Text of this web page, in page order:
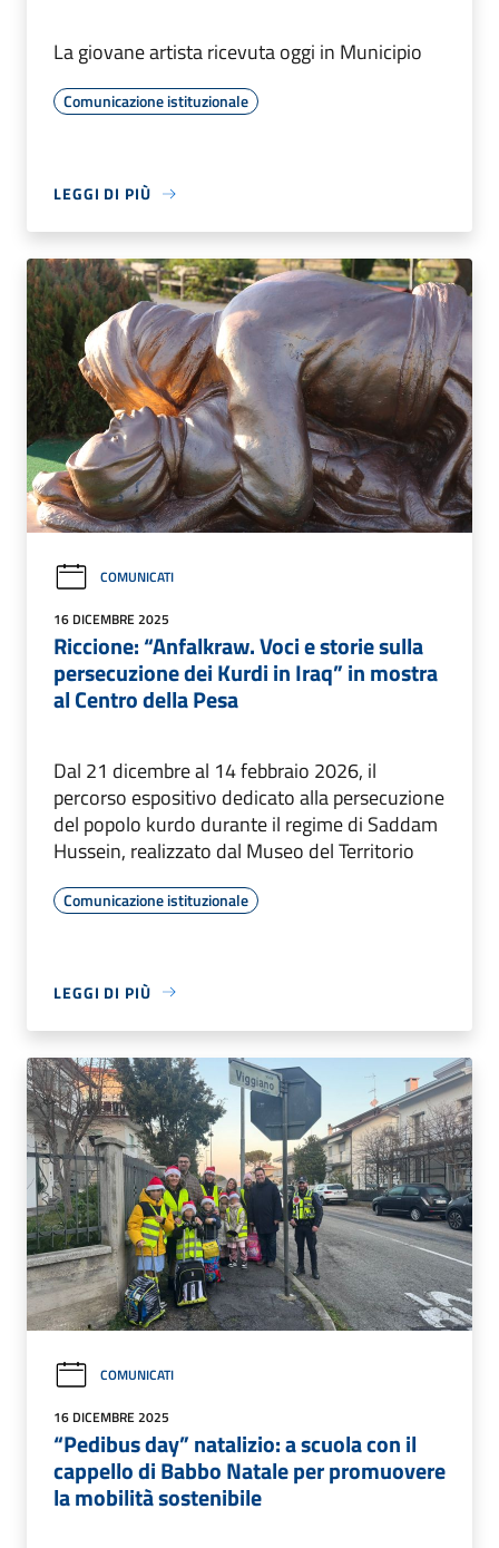
La giovane artista ricevuta oggi in Municipio
Comunicazione istituzionale
LEGGI DI PIÙ
COMUNICATI
16 DICEMBRE 2025
Riccione: “Anfalkraw. Voci e storie sulla
persecuzione dei Kurdi in Iraq” in mostra
al Centro della Pesa
Dal 21 dicembre al 14 febbraio 2026, il
percorso espositivo dedicato alla persecuzione
del popolo kurdo durante il regime di Saddam
Hussein, realizzato dal Museo del Territorio
Comunicazione istituzionale
LEGGI DI PIÙ
COMUNICATI
16 DICEMBRE 2025
“Pedibus day” natalizio: a scuola con il
cappello di Babbo Natale per promuovere
la mobilità sostenibile